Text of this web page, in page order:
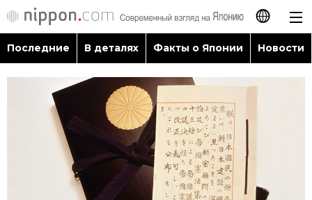
日本語
English
简体字
繁體字
Français
Последние
В деталях
Последние В деталях Факты о Японии Новости